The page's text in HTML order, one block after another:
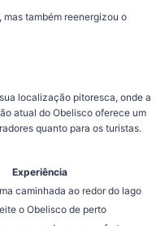
também reenergizou o
localização pitoresca, onde a
atual do Obelisco oferece um
quanto para os turistas.
Experiência
caminhada ao redor do lago
o Obelisco de perto